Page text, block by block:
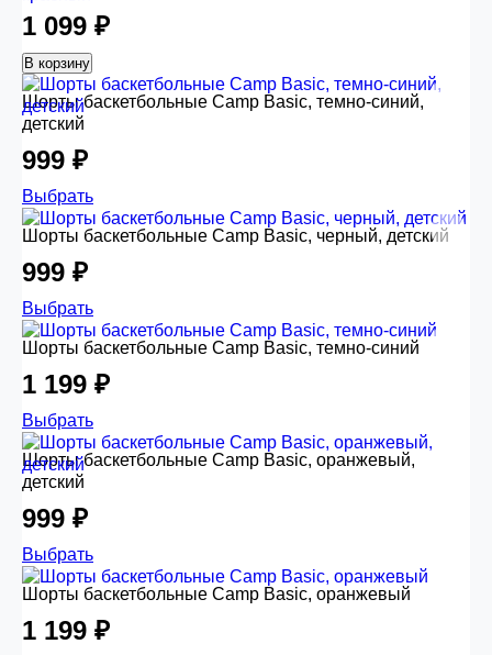
1 099 ₽
В корзину
Шорты баскетбольные Camp Basic, темно-синий,
детский
999 ₽
Выбрать
Шорты баскетбольные Camp Basic, черный, детский
999 ₽
Выбрать
Шорты баскетбольные Camp Basic, темно-синий
1 199 ₽
Выбрать
Шорты баскетбольные Camp Basic, оранжевый,
детский
999 ₽
Выбрать
Шорты баскетбольные Camp Basic, оранжевый
1 199 ₽